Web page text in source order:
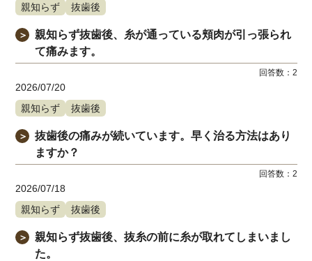
親知らず
抜歯後
＞
親知らず抜歯後、糸が通っている頬肉が引っ張られ
て痛みます。
回答数： 2
2026/07/20
親知らず
抜歯後
＞
抜歯後の痛みが続いています。早く治る方法はあり
ますか？
回答数： 2
2026/07/18
親知らず
抜歯後
＞
親知らず抜歯後、抜糸の前に糸が取れてしまいまし
た。